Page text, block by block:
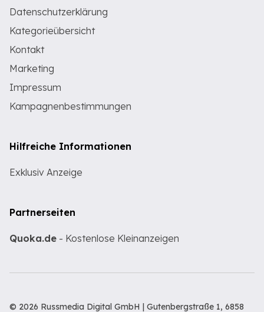
Datenschutzerklärung
Kategorieübersicht
Kontakt
Marketing
Impressum
Kampagnenbestimmungen
Hilfreiche Informationen
Exklusiv Anzeige
Partnerseiten
Quoka.de - Kostenlose Kleinanzeigen
© 2026 Russmedia Digital GmbH | Gutenbergstraße 1, 6858